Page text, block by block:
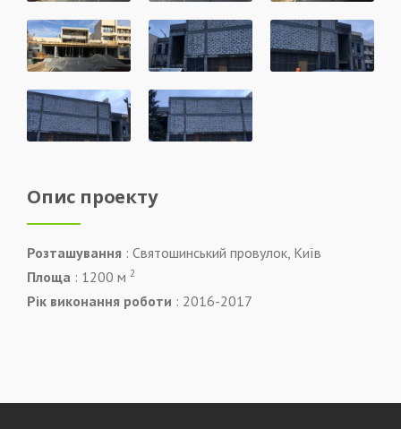
Опис проекту
Розташування : Святошинський провулок, Київ
Площа : 1200 м 2
Рік виконання роботи : 2016-2017